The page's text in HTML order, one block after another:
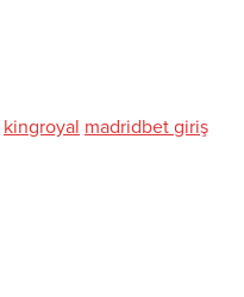
kingroyal madridbet giriş